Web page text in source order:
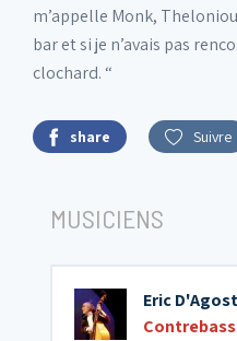
m’appelle Monk,
bar et si je n’avais pas
clochard. “
share Suivre
MUSICIENS
Eric